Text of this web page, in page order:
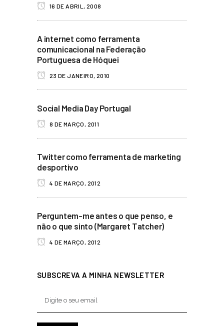
16 DE ABRIL, 2008
A internet como ferramenta
comunicacional na Federação
Portuguesa de Hóquei
23 DE JANEIRO, 2010
Social Media Day Portugal
8 DE MARÇO, 2011
Twitter como ferramenta de marketing
desportivo
4 DE MARÇO, 2012
Perguntem-me antes o que penso, e
não o que sinto (Margaret Tatcher)
4 DE MARÇO, 2012
SUBSCREVA A MINHA NEWSLETTER